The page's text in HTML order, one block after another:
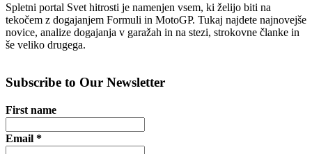
Spletni portal Svet hitrosti je namenjen vsem, ki želijo biti na
tekočem z dogajanjem Formuli in MotoGP. Tukaj najdete najnovejše
novice, analize dogajanja v garažah in na stezi, strokovne članke in
še veliko drugega.
Subscribe to Our Newsletter
First name
Email *